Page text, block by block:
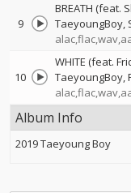
9
BREATH (feat.
TaeyoungBoy
10
WHITE (feat.
TaeyoungBoy
Album Info
2019 Taeyoung Boy